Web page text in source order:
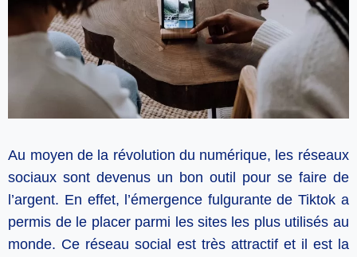
Au moyen de la révolution du numérique, les réseaux
sociaux sont devenus un bon outil pour se faire de
l’argent. En effet, l’émergence fulgurante de Tiktok a
permis de le placer parmi les sites les plus utilisés au
monde. Ce réseau social est très attractif et il est la